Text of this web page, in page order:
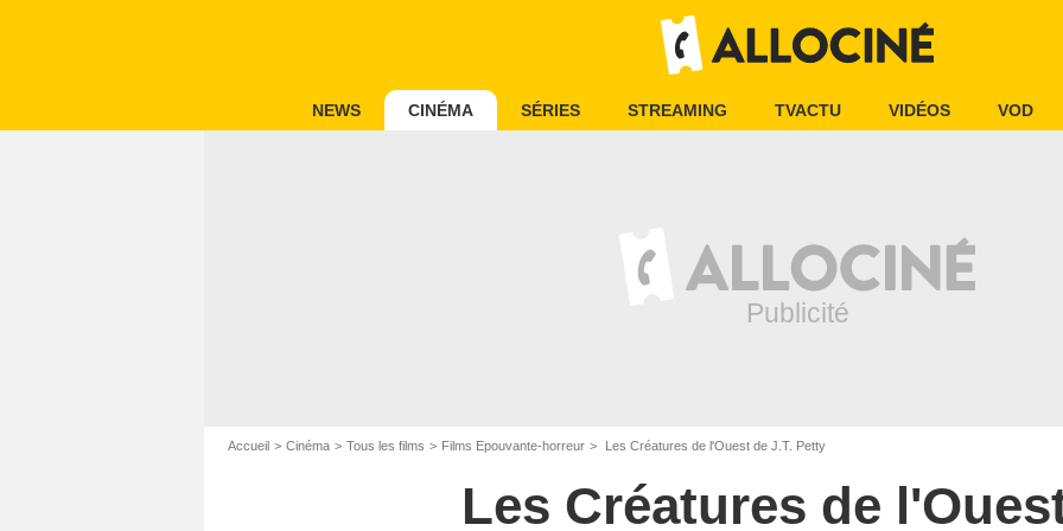
NEWS CINÉMA SÉRIES STREAMING TVACTU VIDÉOS VOD
Accueil Cinéma Tous les films Films Epouvante-horreur Les Créatures de l'Ouest de J.T. Petty
Les Créatures de